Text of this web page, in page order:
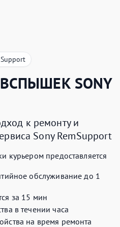
SONY
к ремонту и
Sony RemSupport
курьером предоставляется
обслуживание до 1
за 15 мин
в течении часа
на время ремонта